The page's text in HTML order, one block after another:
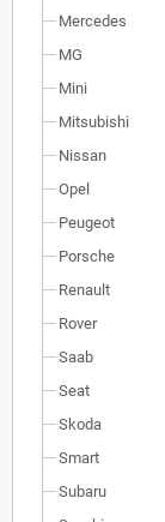
Mercedes
MG
Mini
Mitsubishi
Nissan
Opel
Peugeot
Porsche
Renault
Rover
Saab
Seat
Skoda
Smart
Subaru